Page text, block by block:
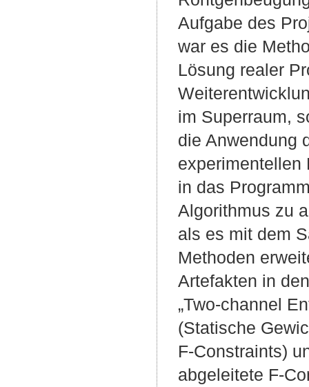
Aufgabe des
war es die
Lösung realer
im Superraum,
die Anwendung
experimentellen
in das
Algorithmus zu
als es mit dem
Methoden
Artefakten in
„Two-channel
(Statische
F-Constraints)
abgeleitete F-